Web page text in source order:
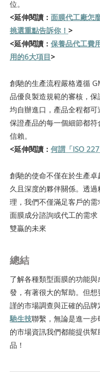
位。
<延伸閱讀： 面膜代工廠怎
挑選重點告訴你！ >
<延伸閱讀： 保養品代工費
用的6大項目>
創馳的生產流程嚴格遵循
品優良製造規範的審核，
均自辦進口，產品全程都可
保證產品的每一個細節都
信賴。
<延伸閱讀： 何謂「ISO
創馳的使命不僅在於生產
久且深度的夥伴關係。透
理，我們不僅滿足客戶的
面膜成分諮詢或代工的需
雙贏的未來
總結
了解各種類型面膜的功能
發，有著很大的幫助。但
謹的市場調查與正確的品
馳生技聯繫，無論是進一
的市場資訊我們都能提供
品！